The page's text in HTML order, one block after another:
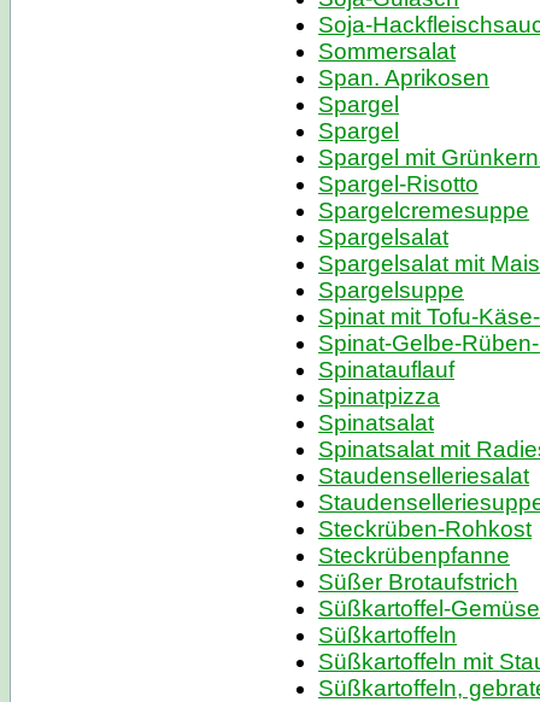
Soja-
Sommersalat
Span. Aprikosen
Spargel
Spargel
Spargel mit
Spargel-Risotto
Spargelcremesuppe
Spargelsalat
Spargelsalat mit Mais
Spargelsuppe
Spinat mit Tofu-
Spinat-Gelbe-
Spinatauflauf
Spinatpizza
Spinatsalat
Spinatsalat mit
Staudenselleriesalat
Steckrüben-Rohkost
Steckrübenpfanne
Süßer Brotaufstrich
Süßkartoffel-
Süßkartoffeln
Süßkartoffeln mit
Süßkartoffeln,